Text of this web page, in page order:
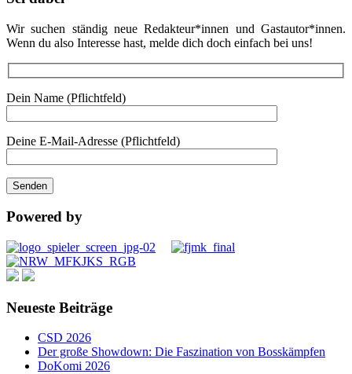
Wir suchen ständig neue Redakteur*innen und Gastautor*innen.
Wenn du also Interesse hast, melde dich doch einfach bei uns!
Dein Name (Pflichtfeld)
Deine E-Mail-Adresse (Pflichtfeld)
Powered by
Neueste Beiträge
CSD 2026
Der große Showdown: Die Faszination von Bosskämpfen
DoKomi 2026